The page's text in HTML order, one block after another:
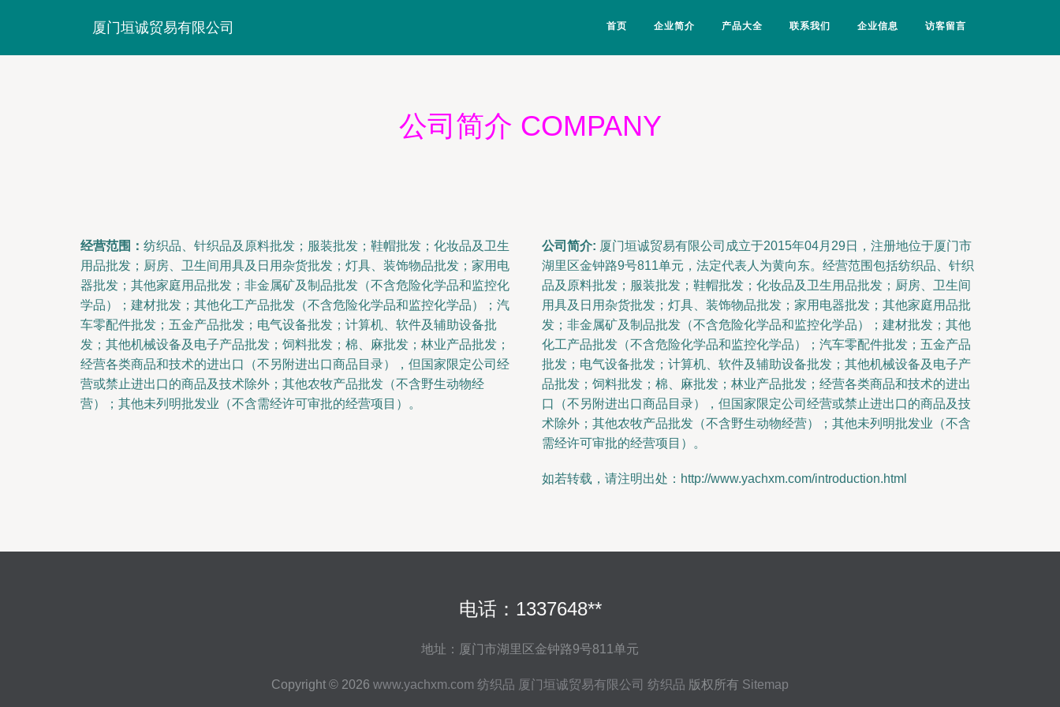
厦门垣诚贸易有限公司 首页 企业简介 产品大全 联系我们 企业信息 访客留言
公司简介 COMPANY
经营范围： 纺织品、针织品及原料批发；服装批发；鞋帽批发；化妆品及卫生
用品批发；厨房、卫生间用具及日用杂货批发；灯具、装饰物品批发；家用电
器批发；其他家庭用品批发；非金属矿及制品批发（不含危险化学品和监控化
学品）；建材批发；其他化工产品批发（不含危险化学品和监控化学品）；汽
车零配件批发；五金产品批发；电气设备批发；计算机、软件及辅助设备批
发；其他机械设备及电子产品批发；饲料批发；棉、麻批发；林业产品批发；
经营各类商品和技术的进出口（不另附进出口商品目录），但国家限定公司经
营或禁止进出口的商品及技术除外；其他农牧产品批发（不含野生动物经
营）；其他未列明批发业（不含需经许可审批的经营项目）。
公司简介: 厦门垣诚贸易有限公司成立于2015年04月29日，注册地位于厦门市
湖里区金钟路9号811单元，法定代表人为黄向东。经营范围包括纺织品、针织
品及原料批发；服装批发；鞋帽批发；化妆品及卫生用品批发；厨房、卫生间
用具及日用杂货批发；灯具、装饰物品批发；家用电器批发；其他家庭用品批
发；非金属矿及制品批发（不含危险化学品和监控化学品）；建材批发；其他
化工产品批发（不含危险化学品和监控化学品）；汽车零配件批发；五金产品
批发；电气设备批发；计算机、软件及辅助设备批发；其他机械设备及电子产
品批发；饲料批发；棉、麻批发；林业产品批发；经营各类商品和技术的进出
口（不另附进出口商品目录），但国家限定公司经营或禁止进出口的商品及技
术除外；其他农牧产品批发（不含野生动物经营）；其他未列明批发业（不含
需经许可审批的经营项目）。
如若转载，请注明出处：http://www.yachxm.com/introduction.html
电话：1337648**
地址：厦门市湖里区金钟路9号811单元
Copyright © 2026 www.yachxm.com 纺织品 厦门垣诚贸易有限公司 纺织品 版权所有 Sitemap